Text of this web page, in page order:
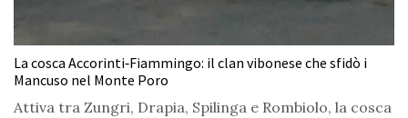
La cosca Accorinti‑Fiammingo: il clan vibonese che sfidò i
Mancuso nel Monte Poro
Attiva tra Zungri, Drapia, Spilinga e Rombiolo, la cosca